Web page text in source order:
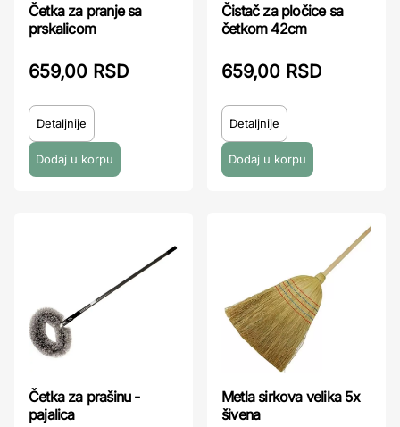
Četka za pranje sa
prskalicom
659,00 RSD
Detaljnije
Čistač za pločice sa
četkom 42cm
659,00 RSD
Detaljnije
Četka za prašinu -
pajalica
Metla sirkova velika 5x
šivena